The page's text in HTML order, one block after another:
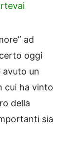
ad
oggi
avuto un
cui ha vinto
della
sia